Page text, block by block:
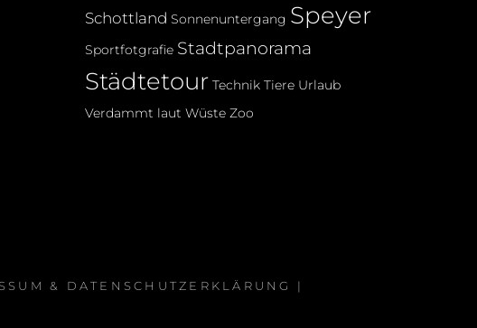
Schottland Sonnenuntergang Speyer
Sportfotgrafie Stadtpanorama
Städtetour Technik Tiere Urlaub
Verdammt laut Wüste Zoo
& DATENSCHUTZERKLÄRUNG
|